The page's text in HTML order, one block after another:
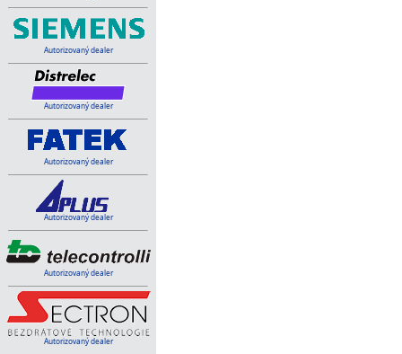
Autorizovaný dealer
Autorizovaný dealer
Autorizovaný dealer
Autorizovaný dealer
Autorizovaný dealer
Autorizovaný dealer